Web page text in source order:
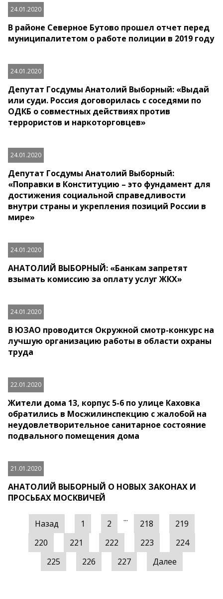
24.01.2020
В районе Северное Бутово прошел отчет перед
муниципалитетом о работе полиции в 2019 году
24.01.2020
Депутат Госдумы Анатолий Выборный: «Выдай
или суди. Россия договорилась с соседями по
ОДКБ о совместных действиях против
террористов и наркоторговцев»
24.01.2020
Депутат Госдумы Анатолий Выборный:
«Поправки в Конституцию – это фундамент для
достижения социальной справедливости
внутри страны и укрепления позиций России в
мире»
24.01.2020
АНАТОЛИЙ ВЫБОРНЫЙ: «Банкам запретят
взымать комиссию за оплату услуг ЖКХ»
24.01.2020
В ЮЗАО проводится Окружной смотр-конкурс на
лучшую организацию работы в области охраны
труда
22.01.2020
Жители дома 13, корпус 5-6 по улице Каховка
обратились в Мосжилинспекцию с жалобой на
неудовлетворительное санитарное состояние
подвального помещения дома
21.01.2020
АНАТОЛИЙ ВЫБОРНЫЙ О НОВЫХ ЗАКОНАХ И
ПРОСЬБАХ МОСКВИЧЕЙ
Назад 1 2 ... 218
219
220
221 222 223
224
225
226 227 Далее